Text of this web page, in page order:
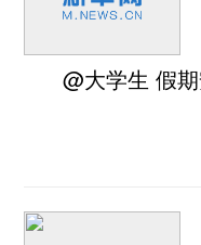
@大学生 假